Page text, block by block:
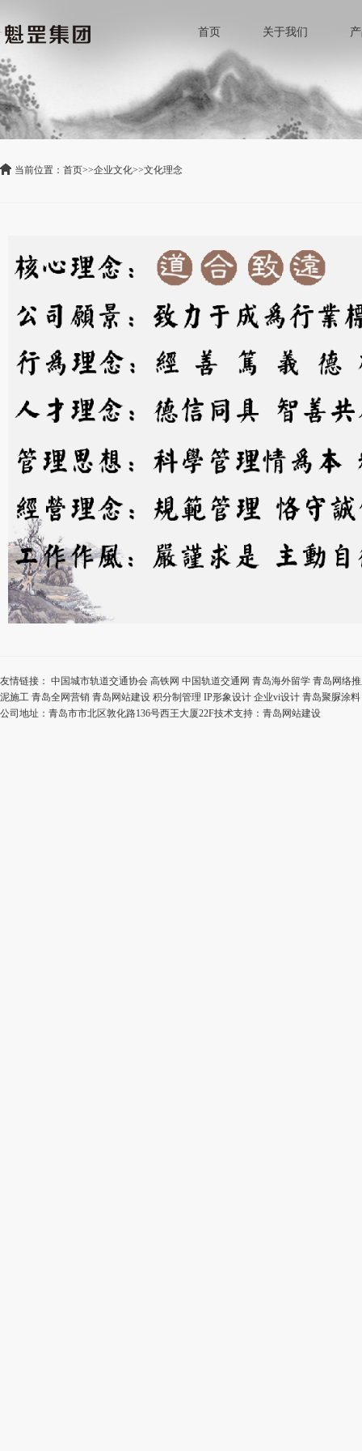
首页 关于我们
当前位置： 首页>>企业文化>>文化理念
友情链接： 中国城市轨道交通协会 高铁网 中国轨道交通网 青岛海外留学 青岛网络
泥施工 青岛全网营销 青岛网站建设 积分制管理 IP形象设计 企业vi设计 青岛聚脲涂料
公司地址：青岛市市北区敦化路136号西王大厦22F技术支持： 青岛网站建设